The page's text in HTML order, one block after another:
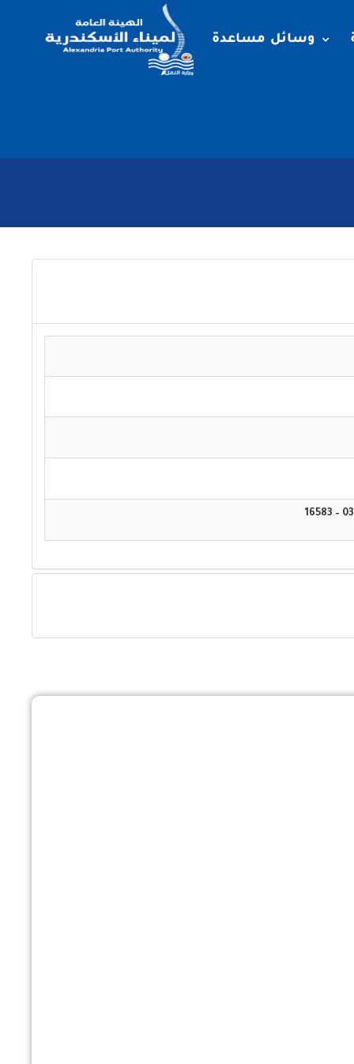
وسائل مساعدة